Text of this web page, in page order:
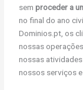
semproceder a
no final do ano
Dominios.pt, os
nossas
nossas
nossos serviços